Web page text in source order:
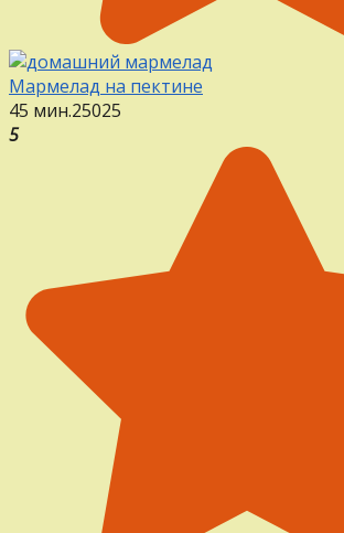
Мармелад на пектине
45 мин.25025
5